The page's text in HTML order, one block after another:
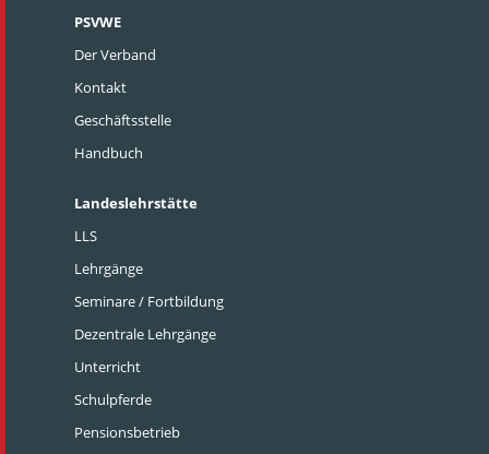
PSVWE
Der Verband
Kontakt
Geschäftsstelle
Handbuch
Landeslehrstätte
LLS
Lehrgänge
Seminare / Fortbildung
Dezentrale Lehrgänge
Unterricht
Schulpferde
Pensionsbetrieb